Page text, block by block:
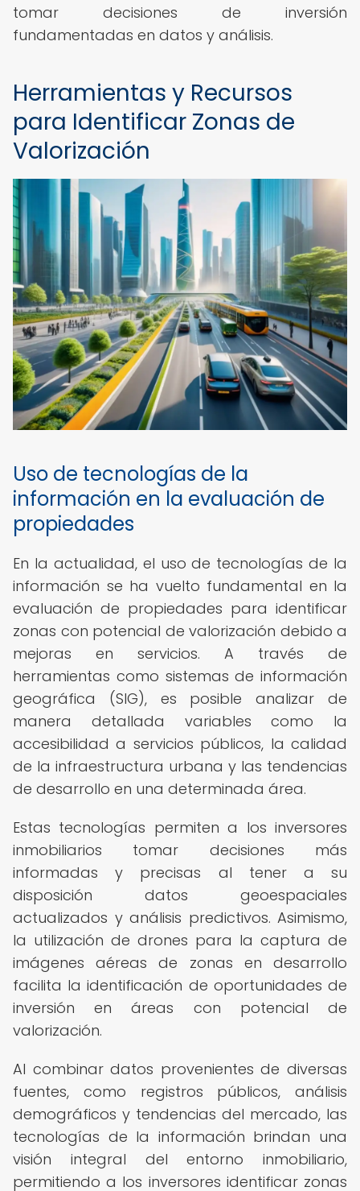
tomar decisiones de inversión
fundamentadas en datos y análisis.
Herramientas y Recursos
para Identificar Zonas de
Valorización
Uso de tecnologías de la
información en la evaluación de
propiedades
En la actualidad, el uso de tecnologías de la
información se ha vuelto fundamental en la
evaluación de propiedades para identificar
zonas con potencial de valorización debido a
mejoras en servicios. A través de
herramientas como sistemas de información
geográfica (SIG), es posible analizar de
manera detallada variables como la
accesibilidad a servicios públicos, la calidad
de la infraestructura urbana y las tendencias
de desarrollo en una determinada área.
Estas tecnologías permiten a los inversores
inmobiliarios tomar decisiones más
informadas y precisas al tener a su
disposición datos geoespaciales
actualizados y análisis predictivos. Asimismo,
la utilización de drones para la captura de
imágenes aéreas de zonas en desarrollo
facilita la identificación de oportunidades de
inversión en áreas con potencial de
valorización.
Al combinar datos provenientes de diversas
fuentes, como registros públicos, análisis
demográficos y tendencias del mercado, las
tecnologías de la información brindan una
visión integral del entorno inmobiliario,
permitiendo a los inversores identificar zonas